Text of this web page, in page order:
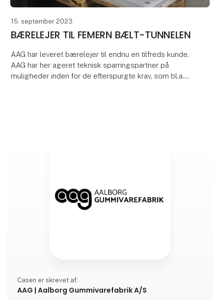
15. september 2023
BÆRELEJER TIL FEMERN BÆLT-TUNNELEN
AAG har leveret bærelejer til endnu en tilfreds kunde.
AAG har her ageret teknisk sparringspartner på
muligheder inden for de efterspurgte krav, som bl.a.
Casen er skrevet af:
AAG | Aalborg Gummivarefabrik A/S